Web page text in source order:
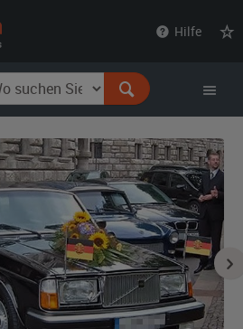
Hilfe